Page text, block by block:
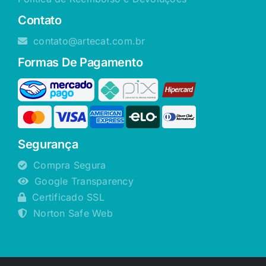
Contato
contato@artecat.com.br
Formas De Pagamento
Segurança
Compra Segura
Google Transparency
Certificado SSL
Norton Safe Web